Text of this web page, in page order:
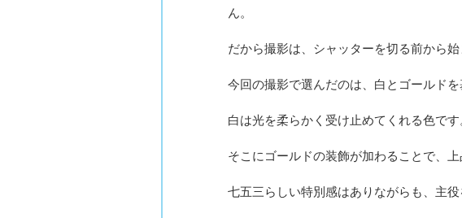
ん。
だから撮影は、シャッターを切る前から始
今回の撮影で選んだのは、白とゴールドを
白は光を柔らかく受け止めてくれる色です
そこにゴールドの装飾が加わることで、上
七五三らしい特別感はありながらも、主